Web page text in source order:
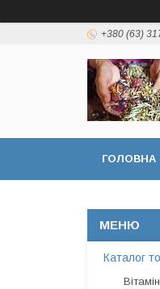
+380 (63)
ГОЛОВНА
Каталог